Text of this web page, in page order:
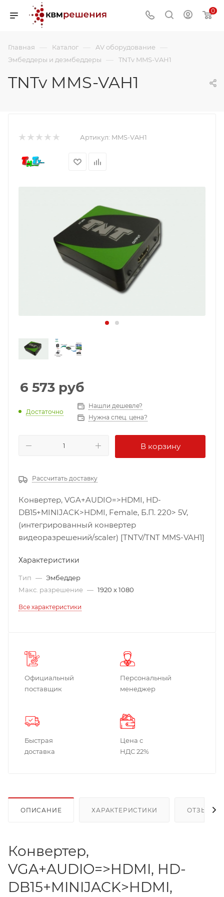
0
Главная — Каталог — AV оборудование —
Эмбеддеры и деэмбеддеры — TNTv MMS-VAH1
TNTv MMS-VAH1
Артикул: MMS-VAH1
6 573 руб
Достаточно
Нашли дешевле?
Нужна спец. цена?
В корзину
Рассчитать доставку
Конвертер, VGA+AUDIO=>HDMI, HD-
DB15+MINIJACK>HDMI, Female, Б.П. 220> 5V,
(интегрированный конвертер
видеоразрешений/scaler) [TNTV/TNT MMS-VAH1]
Характеристики
Тип — Эмбеддер
Макс. разрешение — 1920 x 1080
Все характеристики
Официальный
поставщик
Персональный
менеджер
Быстрая
доставка
Цена с
НДС 22%
ОПИСАНИЕ ХАРАКТЕРИСТИКИ ОТЗЫВЫ
Конвертер,
VGA+AUDIO=>HDMI, HD-
DB15+MINIJACK>HDMI,